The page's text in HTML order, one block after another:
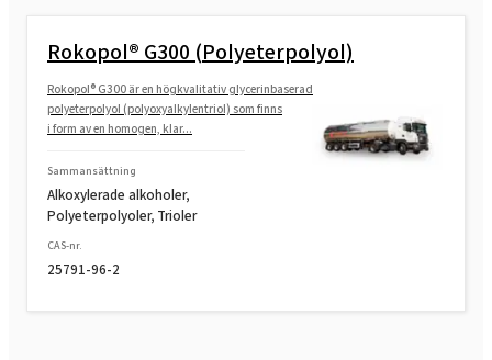
Rokopol® G300 (Polyeterpolyol)
Rokopol® G300 är en högkvalitativ glycerinbaserad
polyeterpolyol (polyoxyalkylentriol) som finns
i form av en homogen, klar...
Sammansättning
Alkoxylerade alkoholer,
Polyeterpolyoler, Trioler
CAS-nr.
25791-96-2